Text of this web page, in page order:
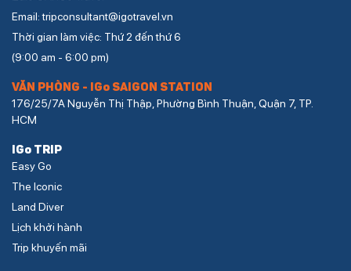
Email: tripconsultant@igotravel.vn
Thời gian làm việc: Thứ 2 đến thứ 6
(9:00 am - 6:00 pm)
VĂN PHÒNG - IGo SAIGON STATION
176/25/7A Nguyễn Thị Thập, Phường Bình Thuận, Quận 7, TP.
HCM
IGo TRIP
Easy Go
The Iconic
Land Diver
Lịch khởi hành
Trip khuyến mãi